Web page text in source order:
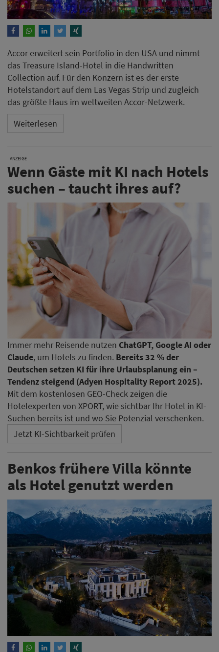
Accor erweitert sein Portfolio in den USA und nimmt
das Treasure Island-Hotel in die Handwritten
Collection auf. Für den Konzern ist es der erste
Hotelstandort auf dem Las Vegas Strip und zugleich
das größte Haus im weltweiten Accor-Netzwerk.
Weiterlesen
ANZEIGE
Wenn Gäste mit KI nach Hotels
suchen – taucht ihres auf?
Immer mehr Reisende nutzen ChatGPT, Google AI oder
Claude, um Hotels zu finden. Bereits 32 % der
Deutschen setzen KI für ihre Urlaubsplanung ein –
Tendenz steigend (Adyen Hospitality Report 2025).
Mit dem kostenlosen GEO-Check zeigen die
Hotelexperten von XPORT, wie sichtbar Ihr Hotel in KI-
Suchen bereits ist und wo Sie Potenzial verschenken.
Jetzt KI-Sichtbarkeit prüfen
Benkos frühere Villa könnte
als Hotel genutzt werden